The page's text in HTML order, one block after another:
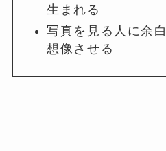
生まれる
写真を見る人に余
想像させる